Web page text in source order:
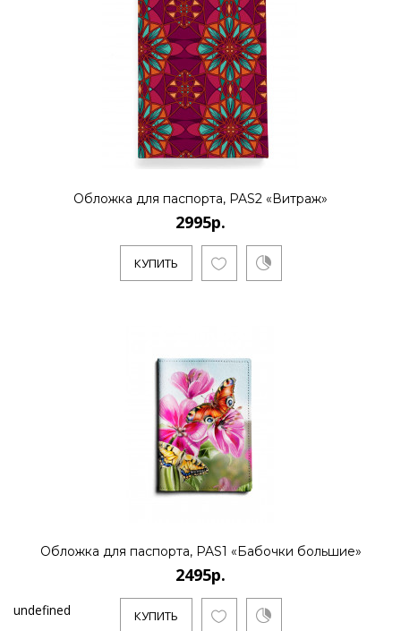
Обложка для паспорта, PAS2 «Витраж»
2995р.
КУПИТЬ
Обложка для паспорта, PAS1 «Бабочки большие»
2495р.
КУПИТЬ
undefined